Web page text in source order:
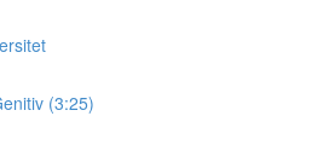
(3:25)